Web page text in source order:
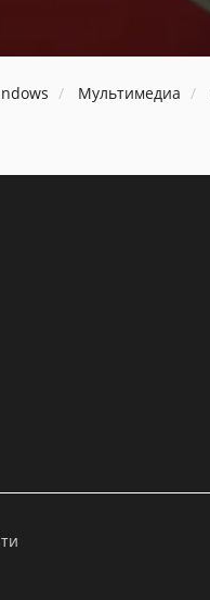
Мультимедиа